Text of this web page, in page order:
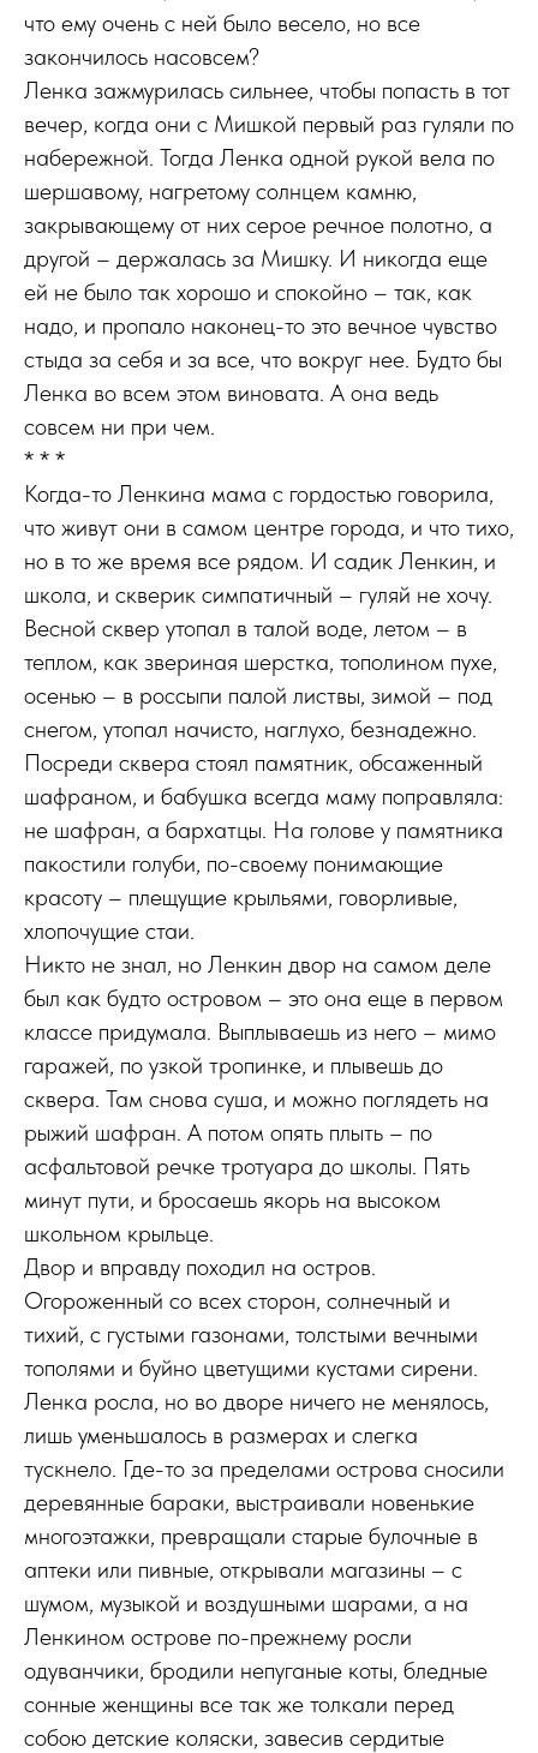
что ему очень с ней было весело, но все
закончилось насовсем?
Ленка зажмурилась сильнее, чтобы попасть в тот
вечер, когда они с Мишкой первый раз гуляли по
набережной. Тогда Ленка одной рукой вела по
шершавому, нагретому солнцем камню,
закрывающему от них серое речное полотно, а
другой – держалась за Мишку. И никогда еще
ей не было так хорошо и спокойно – так, как
надо, и пропало наконец-то это вечное чувство
стыда за себя и за все, что вокруг нее. Будто бы
Ленка во всем этом виновата. А она ведь
совсем ни при чем.
* * *
Когда-то Ленкина мама с гордостью говорила,
что живут они в самом центре города, и что тихо,
но в то же время все рядом. И садик Ленкин, и
школа, и скверик симпатичный – гуляй не хочу.
Весной сквер утопал в талой воде, летом – в
теплом, как звериная шерстка, тополином пухе,
осенью – в россыпи палой листвы, зимой – под
снегом, утопал начисто, наглухо, безнадежно.
Посреди сквера стоял памятник, обсаженный
шафраном, и бабушка всегда маму поправляла:
не шафран, а бархатцы. На голове у памятника
пакостили голуби, по-своему понимающие
красоту – плещущие крыльями, говорливые,
хлопочущие стаи.
Никто не знал, но Ленкин двор на самом деле
был как будто островом – это она еще в первом
классе придумала. Выплываешь из него – мимо
гаражей, по узкой тропинке, и плывешь до
сквера. Там снова суша, и можно поглядеть на
рыжий шафран. А потом опять плыть – по
асфальтовой речке тротуара до школы. Пять
минут пути, и бросаешь якорь на высоком
школьном крыльце.
Двор и вправду походил на остров.
Огороженный со всех сторон, солнечный и
тихий, с густыми газонами, толстыми вечными
тополями и буйно цветущими кустами сирени.
Ленка росла, но во дворе ничего не менялось,
лишь уменьшалось в размерах и слегка
тускнело. Где-то за пределами острова сносили
деревянные бараки, выстраивали новенькие
многоэтажки, превращали старые булочные в
аптеки или пивные, открывали магазины – с
шумом, музыкой и воздушными шарами, а на
Ленкином острове по-прежнему росли
одуванчики, бродили непуганые коты, бледные
сонные женщины все так же толкали перед
собою детские коляски, завесив сердитые